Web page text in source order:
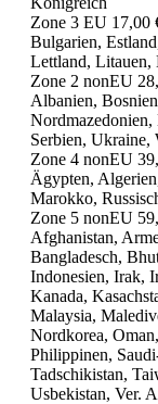
Zone 3 EU 17,00
Bulgarien,
Lettland, Litauen,
Zone 2 nonEU
Albanien,
Serbien, Ukraine,
Zone 4 nonEU
Ägypten,
Marokko,
Zone 5 nonEU
Afghanistan,
Bangladesch,
Indonesien, Irak,
Kanada,
Malaysia,
Nordkorea,
Philippinen,
Tadschikistan,
Usbekistan, Ver.